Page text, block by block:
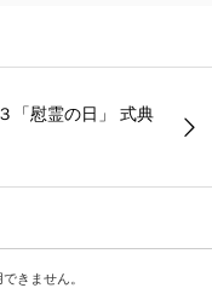
「慰霊の日」 式典
きません。